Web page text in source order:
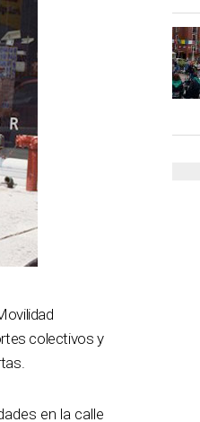
colectivos y
en la calle